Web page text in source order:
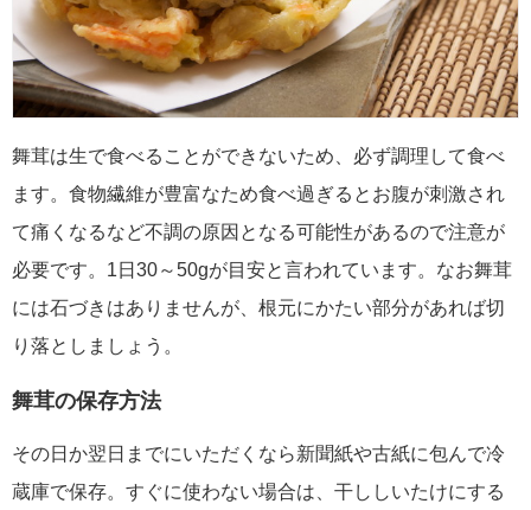
舞茸は生で食べることができないため、必ず調理して食べ
ます。食物繊維が豊富なため食べ過ぎるとお腹が刺激され
て痛くなるなど不調の原因となる可能性があるので注意が
必要です。1日30～50gが目安と言われています。なお舞茸
には石づきはありませんが、根元にかたい部分があれば切
り落としましょう。
舞茸の保存方法
その日か翌日までにいただくなら新聞紙や古紙に包んで冷
蔵庫で保存。すぐに使わない場合は、干ししいたけにする